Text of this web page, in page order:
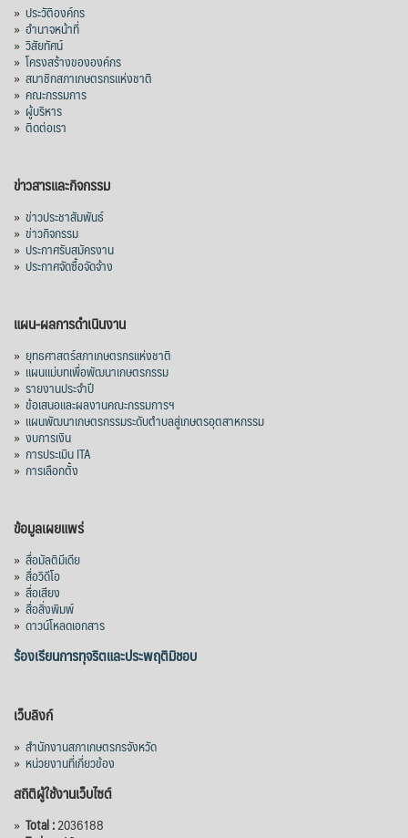
» ประวัติองค์กร
» อำนาจหน้าที่
» วิสัยทัศน์
» โครงสร้างขององค์กร
» สมาชิกสภาเกษตรกรแห่งชาติ
» คณะกรรมการ
» ผู้บริหาร
» ติดต่อเรา
ข่าวสารและกิจกรรม
» ข่าวประชาสัมพันธ์
» ข่าวกิจกรรม
» ประกาศรับสมัครงาน
» ประกาศจัดซื้อจัดจ้าง
แผน-ผลการดำเนินงาน
» ยุทธศาสตร์สภาเกษตรกรแห่งชาติ
» แผนแม่บทเพื่อพัฒนาเกษตรกรรม
» รายงานประจำปี
» ข้อเสนอและผลงานคณะกรรมการฯ
» แผนพัฒนาเกษตรกรรมระดับตำบลสู่เกษตรอุตสาหกรรม
» งบการเงิน
» การประเมิน ITA
» การเลือกตั้ง
ข้อมูลเผยแพร่
» สื่อมัลติมีเดีย
» สื่อวิดีโอ
» สื่อเสียง
» สื่อสิ่งพิมพ์
» ดาวน์โหลดเอกสาร
ร้องเรียนการทุจริตและประพฤติมิชอบ
เว็บลิงก์
» สำนักงานสภาเกษตรกรจังหวัด
» หน่วยงานที่เกี่ยวข้อง
สถิติผู้ใช้งานเว็บไซต์
» Total :2036188